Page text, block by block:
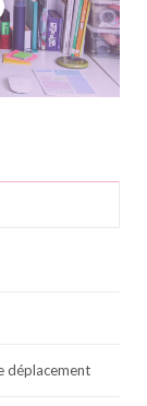
déplacement